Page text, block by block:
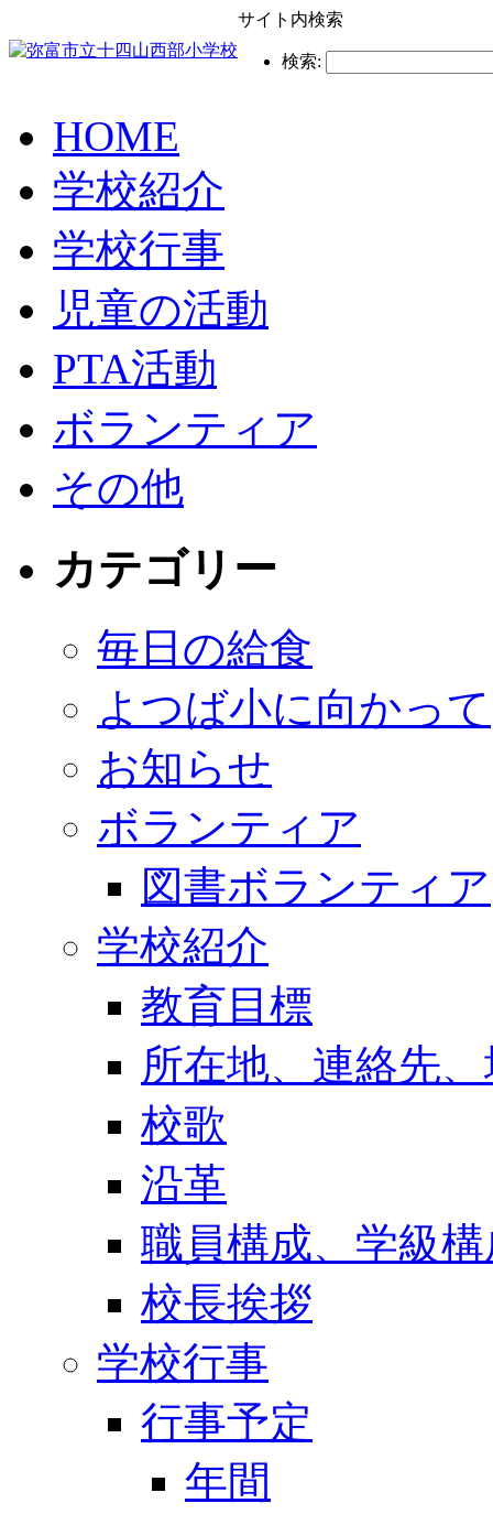
サイト内検索
検索:
HOME
学校紹介
学校行事
児童の活動
PTA活動
ボランティア
その他
カテゴリー
毎日の給食
よつば小に向かって
お知らせ
ボランティア
図書ボランティア
学校紹介
教育目標
所在地、連絡先
校歌
沿革
職員構成、学級
校長挨拶
学校行事
行事予定
年間